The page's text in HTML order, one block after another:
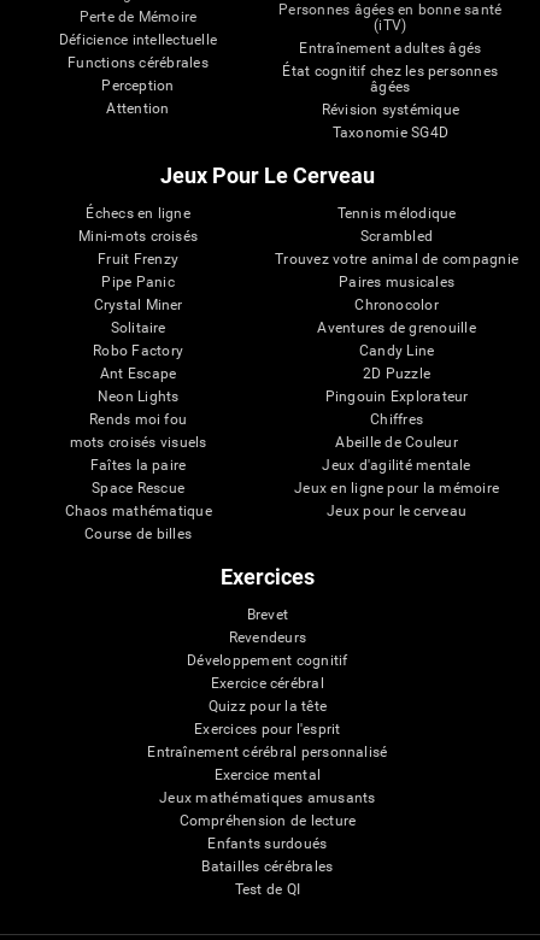
Perte de Mémoire
Déficience intellectuelle
Functions cérébrales
Perception
Attention
Personnes âgées en bonne santé
(iTV)
Entraînement adultes âgés
État cognitif chez les personnes
âgées
Révision systémique
Taxonomie SG4D
Jeux Pour Le Cerveau
Échecs en ligne
Mini-mots croisés
Fruit Frenzy
Pipe Panic
Crystal Miner
Solitaire
Robo Factory
Ant Escape
Neon Lights
Rends moi fou
mots croisés visuels
Faîtes la paire
Space Rescue
Chaos mathématique
Course de billes
Tennis mélodique
Scrambled
Trouvez votre animal de compagnie
Paires musicales
Chronocolor
Aventures de grenouille
Candy Line
2D Puzzle
Pingouin Explorateur
Chiffres
Abeille de Couleur
Jeux d'agilité mentale
Jeux en ligne pour la mémoire
Jeux pour le cerveau
Exercices
Brevet
Revendeurs
Développement cognitif
Exercice cérébral
Quizz pour la tête
Exercices pour l'esprit
Entraînement cérébral personnalisé
Exercice mental
Jeux mathématiques amusants
Compréhension de lecture
Enfants surdoués
Batailles cérébrales
Test de QI